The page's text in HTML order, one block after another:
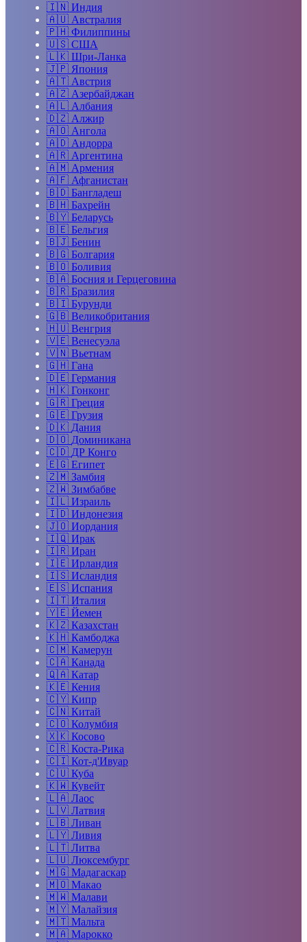
🇮🇳 Индия
🇦🇺 Австралия
🇵🇭 Филиппины
🇺🇸 США
🇱🇰 Шри-Ланка
🇯🇵 Япония
🇦🇹 Австрия
🇦🇿 Азербайджан
🇦🇱 Албания
🇩🇿 Алжир
🇦🇴 Ангола
🇦🇩 Андорра
🇦🇷 Аргентина
🇦🇲 Армения
🇦🇫 Афганистан
🇧🇩 Бангладеш
🇧🇭 Бахрейн
🇧🇾 Беларусь
🇧🇪 Бельгия
🇧🇯 Бенин
🇧🇬 Болгария
🇧🇴 Боливия
🇧🇦 Босния и Герцеговина
🇧🇷 Бразилия
🇧🇮 Бурунди
🇬🇧 Великобритания
🇭🇺 Венгрия
🇻🇪 Венесуэла
🇻🇳 Вьетнам
🇬🇭 Гана
🇩🇪 Германия
🇭🇰 Гонконг
🇬🇷 Греция
🇬🇪 Грузия
🇩🇰 Дания
🇩🇴 Доминикана
🇨🇩 ДР Конго
🇪🇬 Египет
🇿🇲 Замбия
🇿🇼 Зимбабве
🇮🇱 Израиль
🇮🇩 Индонезия
🇯🇴 Иордания
🇮🇶 Ирак
🇮🇷 Иран
🇮🇪 Ирландия
🇮🇸 Исландия
🇪🇸 Испания
🇮🇹 Италия
🇾🇪 Йемен
🇰🇿 Казахстан
🇰🇭 Камбоджа
🇨🇲 Камерун
🇨🇦 Канада
🇶🇦 Катар
🇰🇪 Кения
🇨🇾 Кипр
🇨🇳 Китай
🇨🇴 Колумбия
🇽🇰 Косово
🇨🇷 Коста-Рика
🇨🇮 Кот-д'Ивуар
🇨🇺 Куба
🇰🇼 Кувейт
🇱🇦 Лаос
🇱🇻 Латвия
🇱🇧 Ливан
🇱🇾 Ливия
🇱🇹 Литва
🇱🇺 Люксембург
🇲🇬 Мадагаскар
🇲🇴 Макао
🇲🇼 Малави
🇲🇾 Малайзия
🇲🇹 Мальта
🇲🇦 Марокко